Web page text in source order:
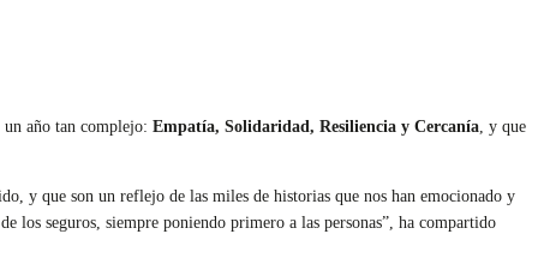
año tan complejo: Empatía, Solidaridad, Resiliencia y Cercanía , y que
y que son un reflejo de las miles de historias que nos han emocionado y
los seguros, siempre poniendo primero a las personas”, ha compartido